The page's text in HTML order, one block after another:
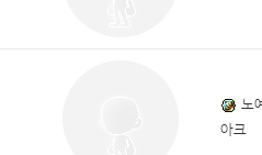
노
아크